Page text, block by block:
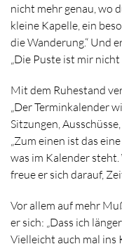
nicht mehr genau, wo
kleine Kapelle, ein
die Wanderung.“ Und
„Die Puste ist mir nicht
Mit dem Ruhestand
„Der Terminkalender
Sitzungen,
„Zum einen ist das
was im Kalender
freue er sich darauf,
Vor allem auf mehr
er sich: „Dass ich
Vielleicht auch mal ins